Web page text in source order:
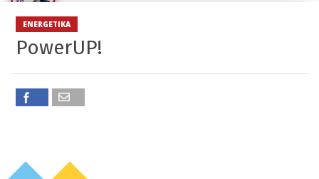
ENERGETIKA
PowerUP!